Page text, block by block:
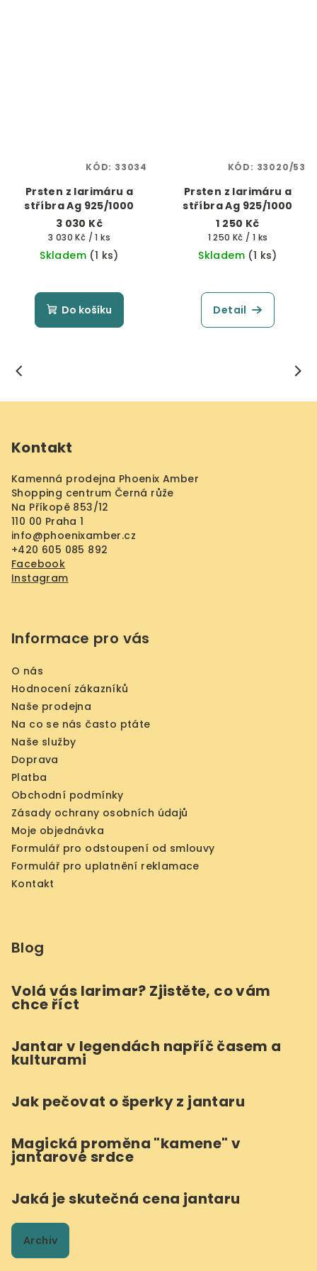
Prsten z larimáru a
stříbra Ag 925/1000
3 030 Kč
Měrná
cena:
3 030 Kč / 1 ks
Skladem (1 ks)
Do košíku
KÓD: 33034
Prsten z larimáru a
stříbra Ag 925/1000
1 250 Kč
Měrná
cena:
1 250 Kč / 1 ks
Skladem (1 ks)
Detail
KÓD: 33020/53
Kontakt
Kamenná prodejna Phoenix Amber
Shopping centrum Černá růže
Na Příkopě 853/12
110 00 Praha 1
info@phoenixamber.cz
+420 605 085 892
Facebook
Instagram
Informace pro vás
O nás
Hodnocení zákazníků
Naše prodejna
Na co se nás často ptáte
Naše služby
Doprava
Platba
Obchodní podmínky
Zásady ochrany osobních údajů
Moje objednávka
Formulář pro odstoupení od smlouvy
Formulář pro uplatnění reklamace
Kontakt
Blog
Volá vás larimar? Zjistěte, co vám
chce říct
Jantar v legendách napříč časem a
kulturami
Jak pečovat o šperky z jantaru
Magická proměna "kamene" v
jantarové srdce
Jaká je skutečná cena jantaru
Archiv